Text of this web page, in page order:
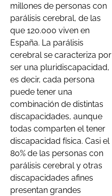
millones de personas con
parálisis cerebral, de las
que 120.000 viven en
España. La parálisis
cerebral se caracteriza por
ser una pluridiscapacidad,
es decir, cada persona
puede tener una
combinación de distintas
discapacidades, aunque
todas comparten el tener
discapacidad física. Casi el
80% de las personas con
parálisis cerebral y otras
discapacidades afines
presentan grandes